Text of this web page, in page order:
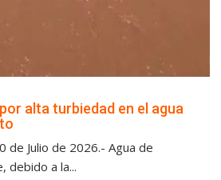
alta turbiedad en el agua
de Julio de 2026.- Agua de
debido a la...